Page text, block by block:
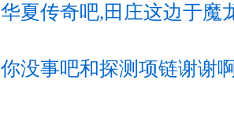
华夏传奇吧,田庄这边于魔
你没事吧和探测项链谢谢